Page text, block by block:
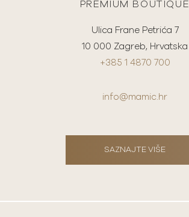
PREMIUM BOUTIQUE
Ulica Frane Petrića 7
10 000 Zagreb, Hrvatska
+385 1 4870 700
info@mamic.hr
SAZNAJTE VIŠE